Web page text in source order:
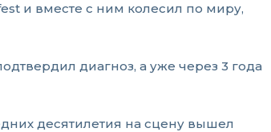
и вместе с ним колесил по миру,
диагноз, а уже через 3 года
десятилетия на сцену вышел